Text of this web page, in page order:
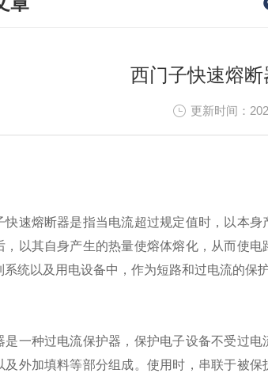
西门子快速熔
更新时间：
熔断器是指当电流超过规定值时，以本身
，以其自身产生的热量使熔体熔化，从而使
系统以及用电设备中，作为短路和过电流的保
种过电流保护器，保护电子设备不受过电
及外加填料等部分组成。使用时，串联于被